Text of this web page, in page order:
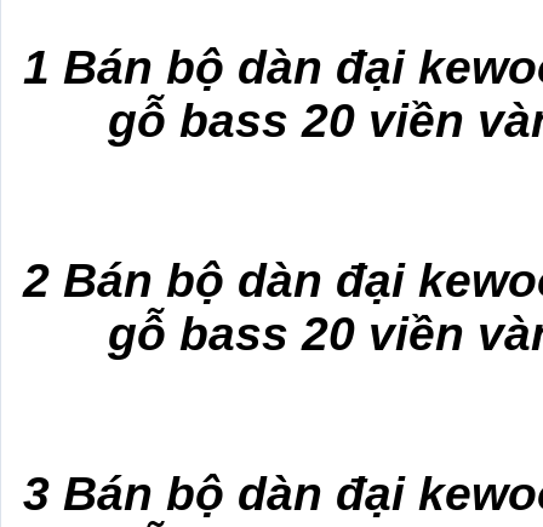
1 Bán bộ dàn đại
gỗ bass 20 viền
2 Bán bộ dàn đại
gỗ bass 20 viền
3 Bán bộ dàn đại